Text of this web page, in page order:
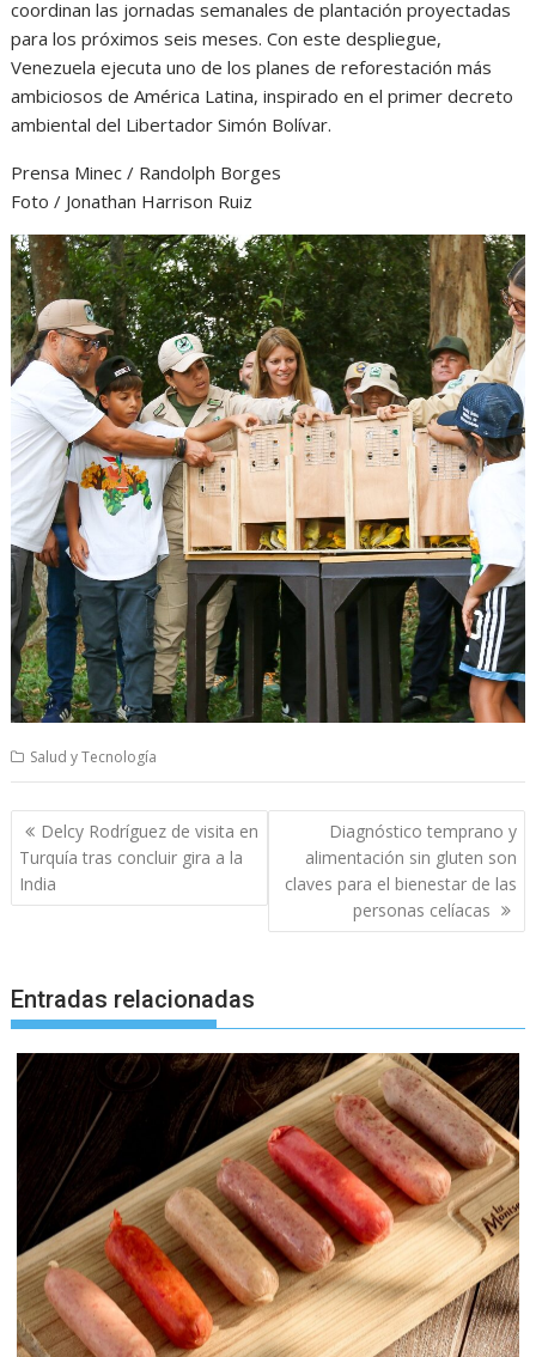
coordinan las jornadas semanales de plantación proyectadas
para los próximos seis meses. Con este despliegue,
Venezuela ejecuta uno de los planes de reforestación más
ambiciosos de América Latina, inspirado en el primer decreto
ambiental del Libertador Simón Bolívar.
Prensa Minec / Randolph Borges
Foto / Jonathan Harrison Ruiz
Salud y Tecnología
Navegación
de
entradas
Delcy Rodríguez de visita en
Turquía tras concluir gira a la
India
Diagnóstico temprano y
alimentación sin gluten son
claves para el bienestar de las
personas celíacas
Entradas relacionadas